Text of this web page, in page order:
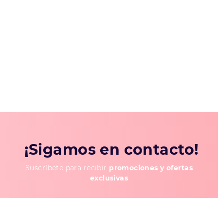
¡Sigamos en contacto!
Suscríbete para recibir promociones y ofertas
exclusivas